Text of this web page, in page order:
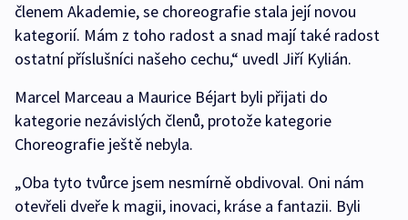
členem Akademie, se choreografie stala její novou
kategorií. Mám z toho radost a snad mají také radost
ostatní příslušníci našeho cechu,“ uvedl Jiří Kylián.
Marcel Marceau a Maurice Béjart byli přijati do
kategorie nezávislých členů, protože kategorie
Choreografie ještě nebyla.
„Oba tyto tvůrce jsem nesmírně obdivoval. Oni nám
otevřeli dveře k magii, inovaci, kráse a fantazii. Byli